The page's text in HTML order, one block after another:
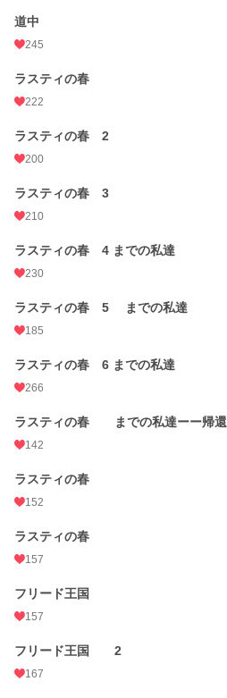
道中
245
ラスティの春
222
ラスティの春 2
200
ラスティの春 3
210
ラスティの春 4 までの私達
230
ラスティの春 5 までの私達
185
ラスティの春 6 までの私達
266
ラスティの春 までの私達ーー帰還
142
ラスティの春
152
ラスティの春
157
フリード王国
157
フリード王国 2
167